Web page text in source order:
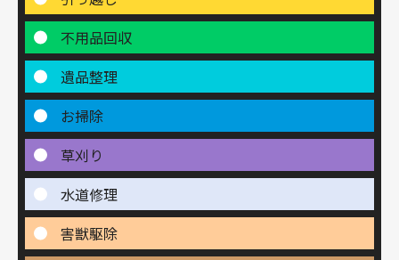
不用品回収
遺品整理
お掃除
草刈り
水道修理
害獣駆除